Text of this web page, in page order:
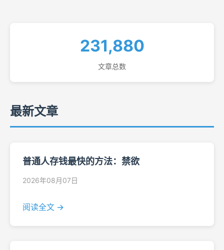
231,880
文章总数
最新文章
普通人存钱最快的方法：禁欲
2026年08月07日
阅读全文 →